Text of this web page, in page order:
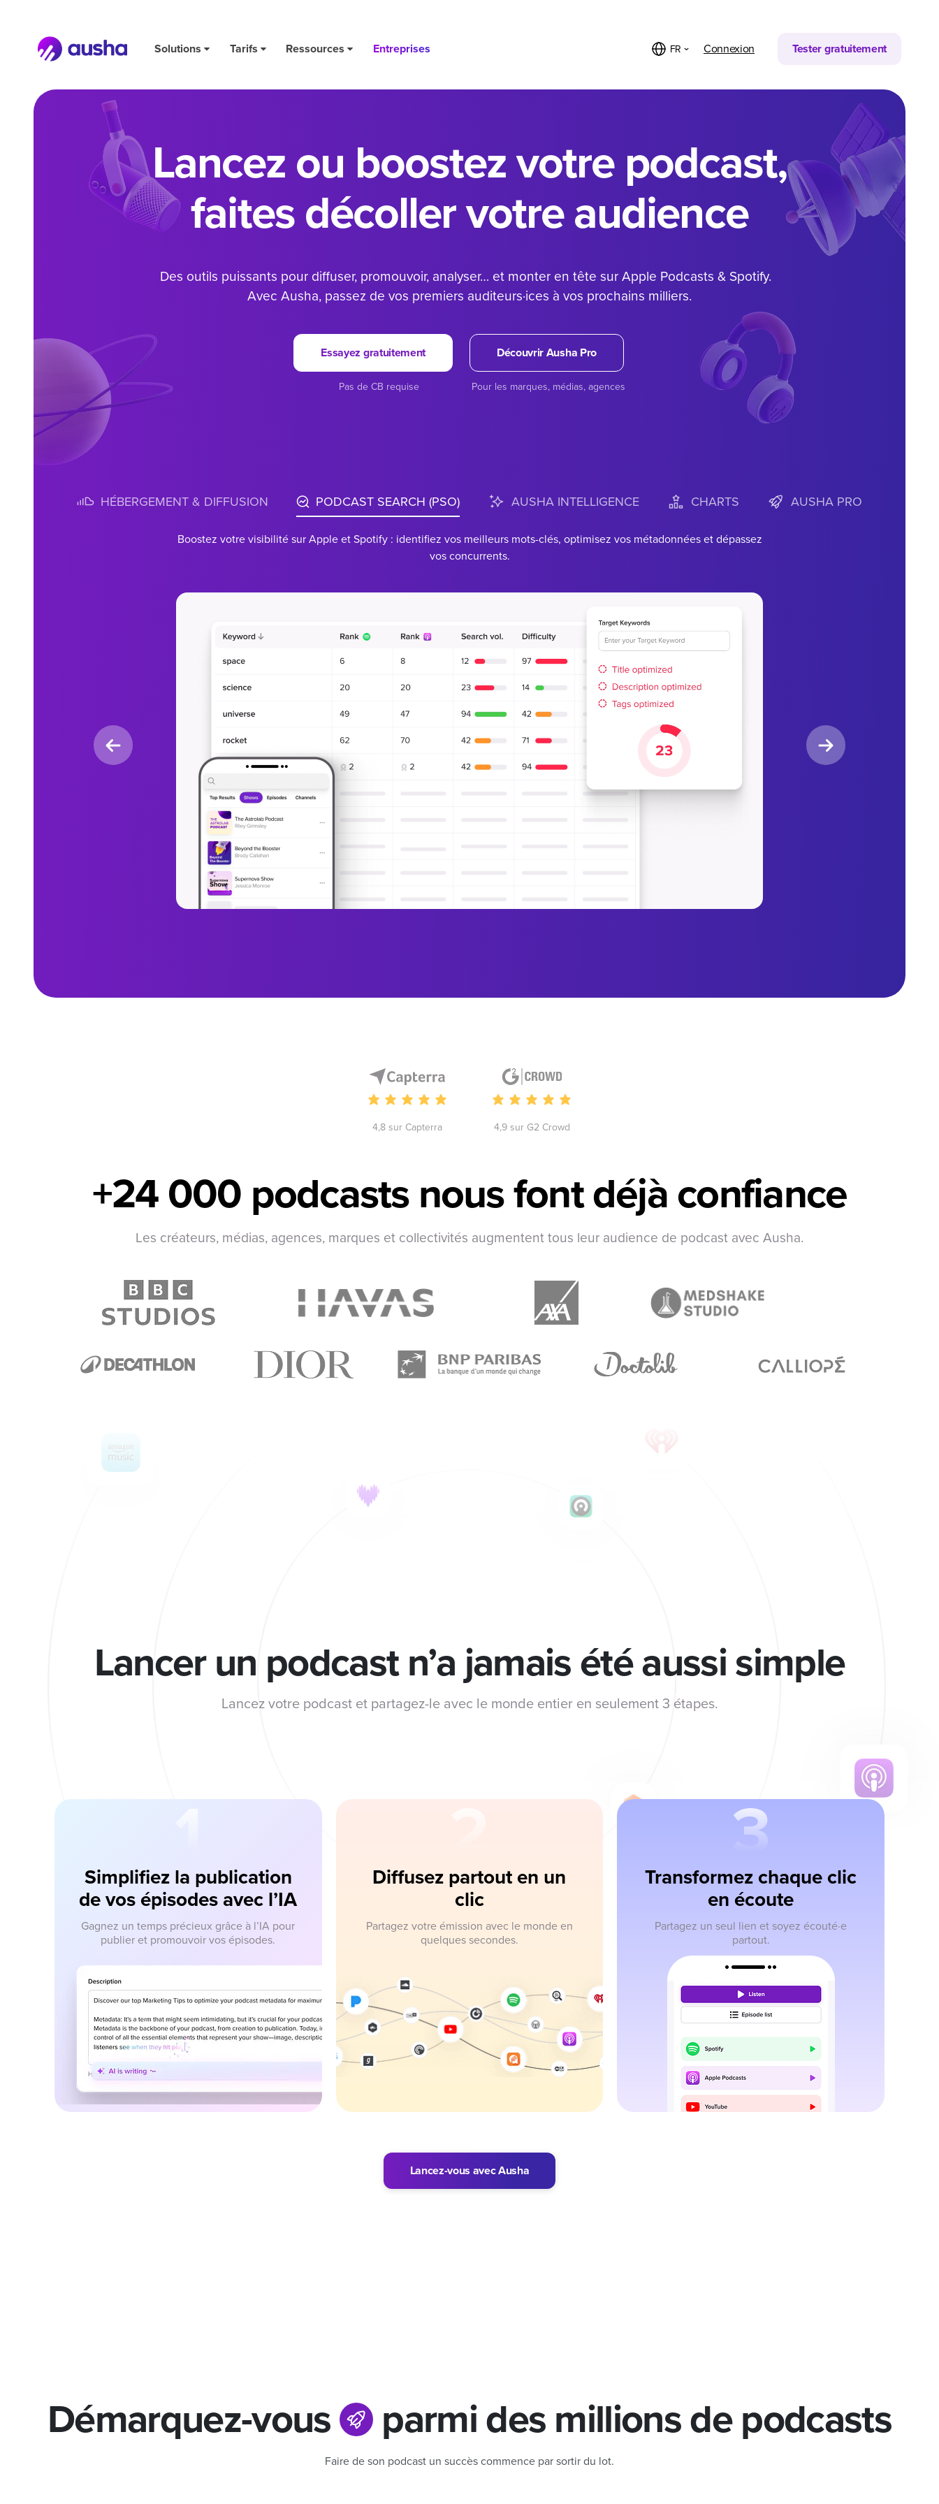
Solutions Tarifs Ressources Entreprises FR Connexion Tester gratuitement
Lancez ou boostez votre podcast,
faites décoller votre audience
Des outils puissants pour diffuser, promouvoir, analyser… et monter en tête sur Apple Podcasts & Spotify.
Avec Ausha, passez de vos premiers auditeurs·ices à vos prochains milliers.
Essayez gratuitement
Pas de CB requise
Découvrir Ausha Pro
Pour les marques, médias, agences
HÉBERGEMENT & DIFFUSION PODCAST SEARCH (PSO) AUSHA INTELLIGENCE CHARTS AUSHA PRO
Boostez votre visibilité sur Apple et Spotify : identifiez vos meilleurs mots-clés, optimisez vos métadonnées et dépassez
vos concurrents.
4,8 sur Capterra 4,9 sur G2 Crowd
+24 000 podcasts nous fontdéjà confiance
Les créateurs, médias, agences, marques et collectivités augmentent tous leur audience de podcast avec Ausha.
Lancer un podcast n’a jamais été aussi simple
Lancez votre podcast et partagez-le avec le monde entier en seulement 3 étapes.
Simplifiez la publication
de vos épisodes avec l’IA
Gagnez un temps précieux grâce à l’IA pour
publier et promouvoir vos épisodes.
Diffusez partout en un
clic
Partagez votre émission avec le monde en
quelques secondes.
3
Transformez chaque clic
en écoute
Partagez un seul lien et soyez écouté·e
partout.
Lancez-vous avec Ausha
Démarquez-vous parmi des millions de podcasts
Faire de son podcast un succès commence par sortir du lot.